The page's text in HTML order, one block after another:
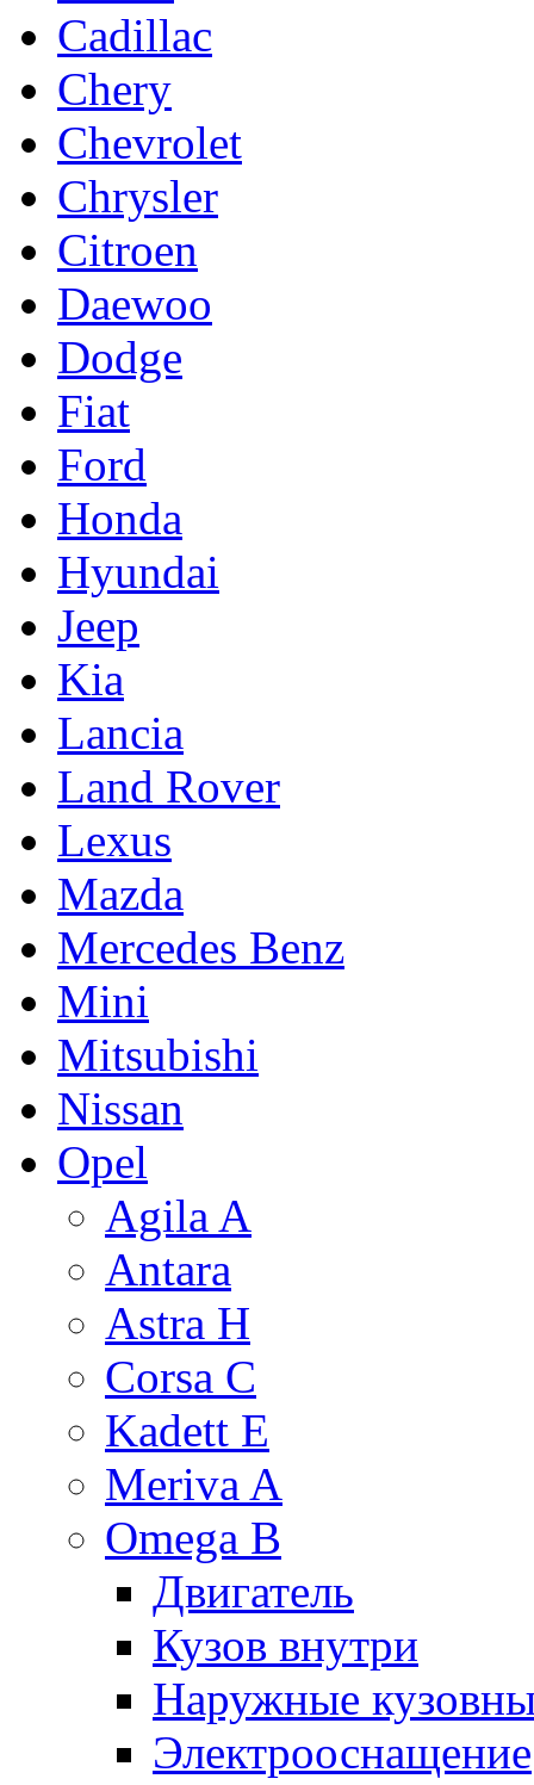
Cadillac
Chery
Chevrolet
Chrysler
Citroen
Daewoo
Dodge
Fiat
Ford
Honda
Hyundai
Jeep
Kia
Lancia
Land Rover
Lexus
Mazda
Mercedes Benz
Mini
Mitsubishi
Nissan
Opel
Agila A
Antara
Astra H
Corsa C
Kadett E
Meriva A
Omega B
Двигатель
Кузов внутри
Наружные
Электрооснащение